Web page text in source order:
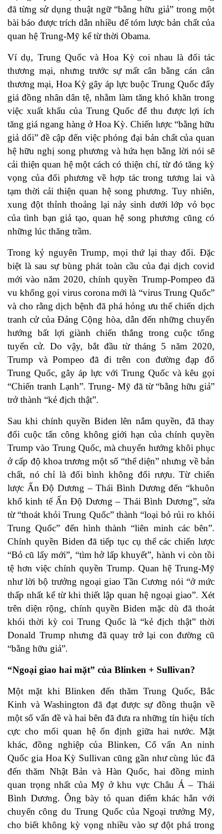
đã từng sử dụng thuật ngữ “bằng hữu giả” trong một
bài báo được trích dẫn nhiều để tóm lược bản chất của
quan hệ Trung-Mỹ kể từ thời Obama.
Ví dụ, Trung Quốc và Hoa Kỳ coi nhau là đối tác
thương mại, nhưng trước sự mất cân bằng cán cân
thương mại, Hoa Kỳ gây áp lực buộc Trung Quốc đẩy
giá đồng nhân dân tệ, nhằm làm tăng khó khăn trong
việc xuất khẩu của Trung Quốc để thu được lợi ích
tăng giá ngang hàng ở Hoa Kỳ. Chiến lược “bằng hữu
giả dối” đề cập đến việc phóng đại bản chất của quan
hệ hữu nghị song phương và hứa hẹn bằng lời nói sẽ
cải thiện quan hệ một cách có thiện chí, từ đó tăng kỳ
vọng của đối phương về hợp tác trong tương lai và
tạm thời cải thiện quan hệ song phương. Tuy nhiên,
xung đột thỉnh thoảng lại nảy sinh dưới lớp vỏ bọc
của tình bạn giả tạo, quan hệ song phương cũng có
những lúc thăng trầm.
Trong kỷ nguyên Trump, mọi thứ lại thay đổi. Đặc
biệt là sau sự bùng phát toàn cầu của đại dịch covid
mới vào năm 2020, chính quyền Trump-Pompeo đã
vu khống gọi virus corona mới là “virus Trung Quốc”
và cho rằng dịch bệnh đã phá hỏng ưu thế chiến dịch
tranh cử của Đảng Cộng hòa, dẫn đến những chuyển
hướng bất lợi giành chiến thắng trong cuộc tổng
tuyển cử. Do vậy, bắt đầu từ tháng 5 năm 2020,
Trump và Pompeo đã đi trên con đường đạp đổ
Trung Quốc, gây áp lực với Trung Quốc và kêu gọi
“Chiến tranh Lạnh”. Trung- Mỹ đã từ “bằng hữu giả”
trở thành “kẻ địch thật”.
Sau khi chính quyền Biden lên nắm quyền, đã thay
đổi cuộc tấn công không giới hạn của chính quyền
Trump vào Trung Quốc, mà chuyển hướng khôi phục
ở cấp độ khoa trương một số “thể diện” nhưng về bản
chất, nó chỉ là đổi bình không đổi rượu. Từ chiến
lược Ấn Độ Dương – Thái Bình Dương đến “khuôn
khổ kinh tế Ấn Độ Dương – Thái Bình Dương”, sửa
từ “thoát khỏi Trung Quốc” thành “loại bỏ rủi ro khỏi
Trung Quốc” đến hình thành “liên minh các bên”.
Chính quyền Biden đã tiếp tục cụ thể các chiến lược
“Bỏ cũ lấy mới”, “tìm hở lấp khuyết”, hành vi còn tồi
tệ hơn việc chính quyền Trump. Quan hệ Trung-Mỹ
như lời bộ trưởng ngoại giao Tần Cương nói “ở mức
thấp nhất kể từ khi thiết lập quan hệ ngoại giao”. Xét
trên diện rộng, chính quyền Biden mặc dù đã thoát
khỏi thời kỳ coi Trung Quốc là “kẻ địch thật” thời
Donald Trump nhưng đã quay trở lại con đường cũ
“bằng hữu giả”.
“Ngoại giao hai mặt” của Blinken + Sullivan?
Một mặt khi Blinken đến thăm Trung Quốc, Bắc
Kinh và Washington đã đạt được sự đồng thuận về
một số vấn đề và hai bên đã đưa ra những tín hiệu tích
cực cho mối quan hệ ổn định giữa hai nước. Mặt
khác, đồng nghiệp của Blinken, Cố vấn An ninh
Quốc gia Hoa Kỳ Sullivan cũng gần như cùng lúc đã
đến thăm Nhật Bản và Hàn Quốc, hai đồng minh
quan trọng nhất của Mỹ ở khu vực Châu Á – Thái
Bình Dương. Ông bày tỏ quan điểm khác hẳn với
chuyến công du Trung Quốc của Ngoại trưởng Mỹ,
cho biết không kỳ vọng nhiều vào sự đột phá trong